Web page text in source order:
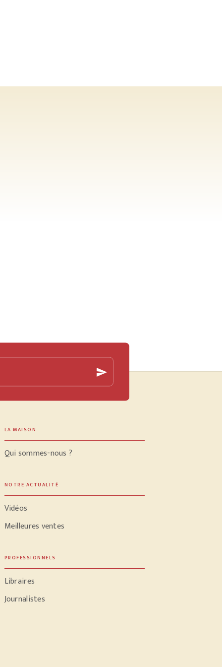
send
LA MAISON
Qui sommes-nous ?
NOTRE ACTUALITÉ
Vidéos
Meilleures ventes
PROFESSIONNELS
Libraires
Journalistes